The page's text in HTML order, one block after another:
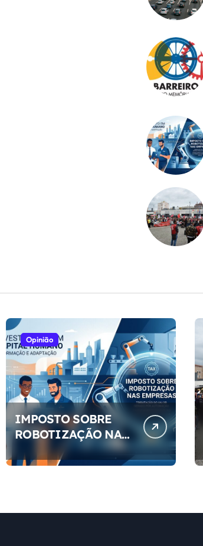
Opinião
IMPOSTO SOBRE
ROBOTIZAÇÃO NAS
EMPRESAS